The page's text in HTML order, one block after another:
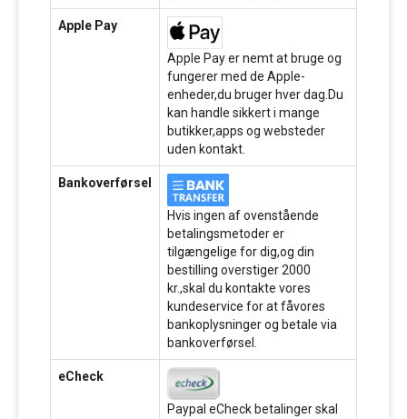
Apple Pay
Apple Pay er nemt at bruge og
fungerer med de Apple-
enheder,du bruger hver dag.Du
kan handle sikkert i mange
butikker,apps og websteder
uden kontakt.
Bankoverførsel
Hvis ingen af ovenstående
betalingsmetoder er
tilgængelige for dig,og din
bestilling overstiger 2000
kr.,skal du kontakte vores
kundeservice for at fåvores
bankoplysninger og betale via
bankoverførsel.
eCheck
Paypal eCheck betalinger skal